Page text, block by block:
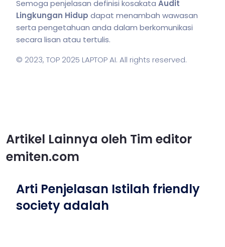
Semoga penjelasan definisi kosakata Audit
Lingkungan Hidup dapat menambah wawasan
serta pengetahuan anda dalam berkomunikasi
secara lisan atau tertulis.
© 2023, TOP 2025 LAPTOP AI. All rights reserved.
Artikel Lainnya oleh Tim editor
emiten.com
Arti Penjelasan Istilah friendly
society adalah